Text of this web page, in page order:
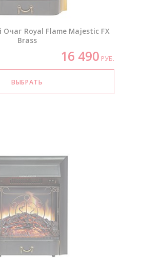
Очаг Royal Flame Majestic FX
Brass
16 490 РУБ.